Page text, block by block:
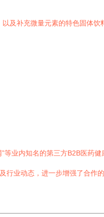
及补充微量元素的特色固体饮
业内知名的第三方B2B医药健
行业动态，进一步增强了合作